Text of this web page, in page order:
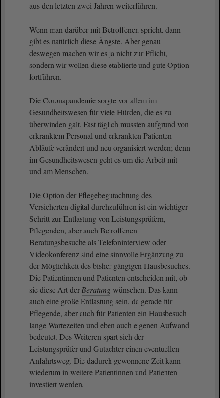
aus den letzten zwei Jahren weiterführen.
Wenn man darüber mit Betroffenen spricht, dann
gibt es natürlich diese Ängste. Aber genau
deswegen machen wir es ja nicht zur Pflicht,
sondern wir wollen diese etablierte und gute Option
fortführen.
Die Coronapandemie sorgte vor allem im
Gesundheitswesen für viele Hürden, die es zu
überwinden galt. Fast täglich mussten aufgrund von
erkranktem Personal und erkrankten Patienten
Abläufe verändert und neu organisiert werden; denn
im Gesundheitswesen geht es um die Arbeit mit
und am Menschen.
Die Option der Pflegebegutachtung des
Versicherten digital durchzuführen ist ein wichtiger
Schritt zur Entlastung von Leistungsprüfern,
Pflegenden, aber auch Betroffenen.
Beratungsbesuche als Telefoninterview oder
Videokonferenz sind eine sinnvolle Ergänzung zu
der Möglichkeit des bisher gängigen Hausbesuches.
Die Patientinnen und Patienten entscheiden mit, ob
sie diese Art der Beratung wünschen. Das kann
auch eine große Entlastung sein, da gerade für
Pflegende, aber auch für Patienten ein Hausbesuch
lange Wartezeiten und eben auch eigenen Aufwand
bedeutet. Des Weiteren spart sich der
Leistungsprüfer und Gutachter einen eventuellen
Anfahrtsweg. Die dadurch gewonnene Zeit kann
wiederum in weitere Patientinnen und Patienten
investiert werden.